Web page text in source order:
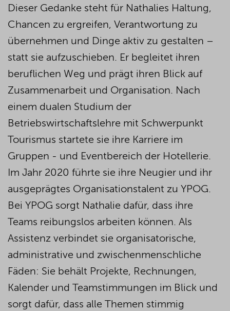
Dieser Gedanke steht für Nathalies Haltung,
Chancen zu ergreifen, Verantwortung zu
übernehmen und Dinge aktiv zu gestalten –
statt sie aufzuschieben. Er begleitet ihren
beruflichen Weg und prägt ihren Blick auf
Zusammenarbeit und Organisation. Nach
einem dualen Studium der
Betriebswirtschaftslehre mit Schwerpunkt
Tourismus startete sie ihre Karriere im
Gruppen - und Eventbereich der Hotellerie.
Im Jahr 2020 führte sie ihre Neugier und ihr
ausgeprägtes Organisationstalent zu YPOG.
Bei YPOG sorgt Nathalie dafür, dass ihre
Teams reibungslos arbeiten können. Als
Assistenz verbindet sie organisatorische,
administrative und zwischenmenschliche
Fäden: Sie behält Projekte, Rechnungen,
Kalender und Teamstimmungen im Blick und
sorgt dafür, dass alle Themen stimmig